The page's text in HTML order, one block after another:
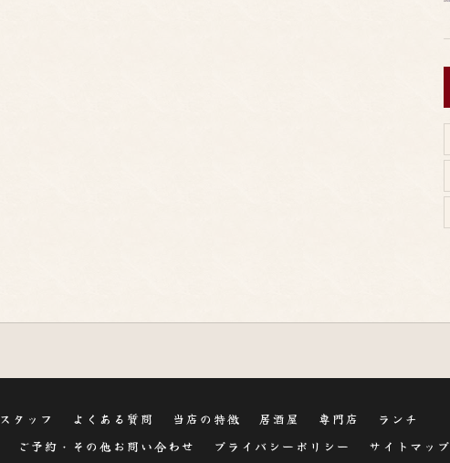
スタッフ よくある質問 当店の特徴 居酒屋 専門店
ランチ
ご予約・その他お問い合わせ プライバシーポリシー サイトマップ